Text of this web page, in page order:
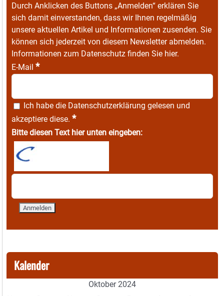
Durch Anklicken des Buttons „Anmelden“ erklären Sie
sich damit einverstanden, dass wir Ihnen regelmäßig
unsere aktuellen Artikel und Informationen zusenden. Sie
können sich jederzeit von diesem Newsletter abmelden.
Informationen zum Datenschutz finden Sie hier.
E-Mail *
Ich habe die Datenschutzerklärung gelesen und
akzeptiere diese. *
Bitte diesen Text hier unten eingeben:
Kalender
Oktober 2024